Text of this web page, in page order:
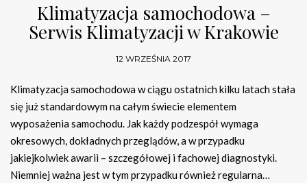
Klimatyzacja samochodowa –
Serwis Klimatyzacji w Krakowie
12 WRZEŚNIA 2017
Klimatyzacja samochodowa w ciągu ostatnich kilku latach stała
się już standardowym na całym świecie elementem
wyposażenia samochodu. Jak każdy podzespół wymaga
okresowych, dokładnych przeglądów, a w przypadku
jakiejkolwiek awarii – szczegółowej i fachowej diagnostyki.
Niemniej ważna jest w tym przypadku również regularna…